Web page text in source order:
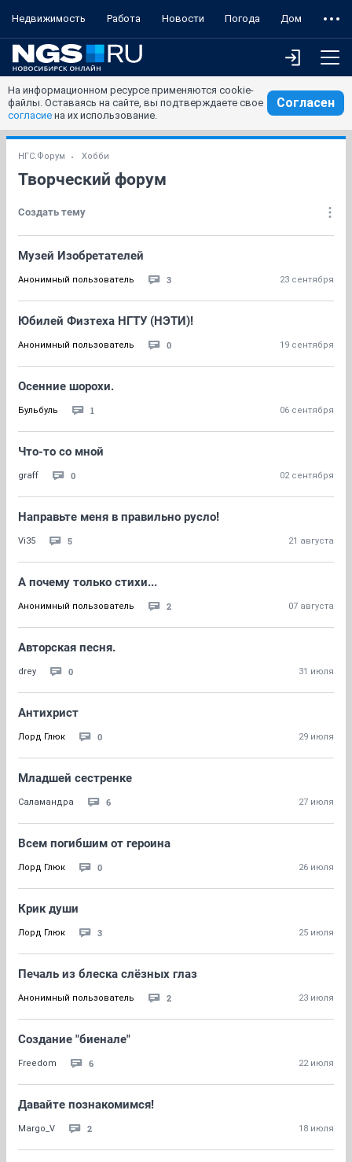
Недвижимость Работа Новости Погода Дом
На информационном ресурсе применяются cookie-
файлы. Оставаясь на сайте, вы подтверждаете свое
согласие на их использование.
Согласен
НГС.Форум Хобби
Творческий форум
Создать тему
Музей Изобретателей
Анонимный пользователь 3 23 сентября
Юбилей Физтеха НГТУ (НЭТИ)!
Анонимный пользователь 0 19 сентября
Осенние шорохи.
Бульбуль 1 06 сентября
Что-то со мной
graff 0 02 сентября
Направьте меня в правильно русло!
Vi35 5 21 августа
А почему только стихи...
Анонимный пользователь 2 07 августа
Авторская песня.
drey 0 31 июля
Антихрист
Лорд Глюк 0 29 июля
Младшей сестренке
Саламандра 6 27 июля
Всем погибшим от героина
Лорд Глюк 0 26 июля
Крик души
Лорд Глюк 3 25 июля
Печаль из блеска слёзных глаз
Анонимный пользователь 2 23 июля
Создание "биенале"
Freedom 6 22 июля
Давайте познакомимся!
Margo_V 2 18 июля